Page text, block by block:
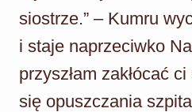
siostrze.” – Kumru
i staje naprzeciwko
przyszłam zakłócać
się opuszczania